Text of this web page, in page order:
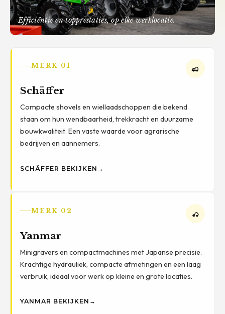
Efficiëntie en topprestaties, op elke werklocatie.
MERK 01
Schäffer
Compacte shovels en wiellaadschoppen die bekend
staan om hun wendbaarheid, trekkracht en duurzame
bouwkwaliteit. Een vaste waarde voor agrarische
bedrijven en aannemers.
SCHÄFFER BEKIJKEN →
MERK 02
Yanmar
Minigravers en compactmachines met Japanse precisie.
Krachtige hydrauliek, compacte afmetingen en een laag
verbruik, ideaal voor werk op kleine en grote locaties.
YANMAR BEKIJKEN →